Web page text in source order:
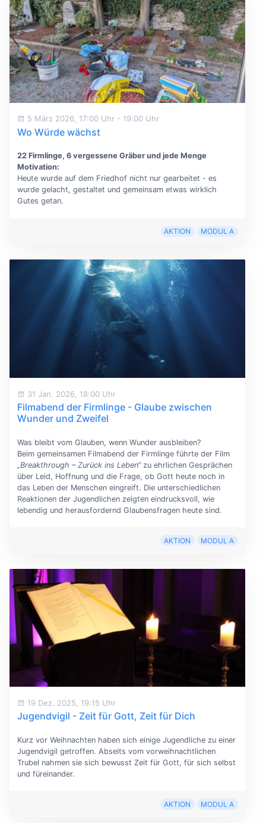
5 März 2026, 17:00 Uhr - 19:00 Uhr
Wo Würde wächst
22 Firmlinge, 6 vergessene Gräber und jede Menge
Motivation:
Heute wurde auf dem Friedhof nicht nur gearbeitet - es
wurde gelacht, gestaltet und gemeinsam etwas wirklich
Gutes getan.
AKTION MODUL A
31 Jan. 2026, 18:00 Uhr
Filmabend der Firmlinge - Glaube zwischen
Wunder und Zweifel
Was bleibt vom Glauben, wenn Wunder ausbleiben?
Beim gemeinsamen Filmabend der Firmlinge führte der Film
„Breakthrough – Zurück ins Leben“zu ehrlichen Gesprächen
über Leid, Hoffnung und die Frage, ob Gott heute noch in
das Leben der Menschen eingreift. Die unterschiedlichen
Reaktionen der Jugendlichen zeigten eindrucksvoll, wie
lebendig und herausfordernd Glaubensfragen heute sind.
AKTION MODUL A
19 Dez. 2025, 19:15 Uhr
Jugendvigil - Zeit für Gott, Zeit für Dich
Kurz vor Weihnachten haben sich einige Jugendliche zu einer
Jugendvigil getroffen. Abseits vom vorweihnachtlichen
Trubel nahmen sie sich bewusst Zeit für Gott, für sich selbst
und füreinander.
AKTION MODUL A